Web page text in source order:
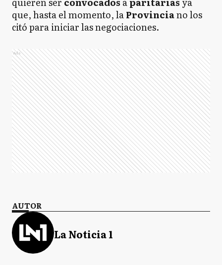
que, hasta el momento, laProvinciano los
citó para iniciar las negociaciones.
Ads
AUTOR
La Noticia 1